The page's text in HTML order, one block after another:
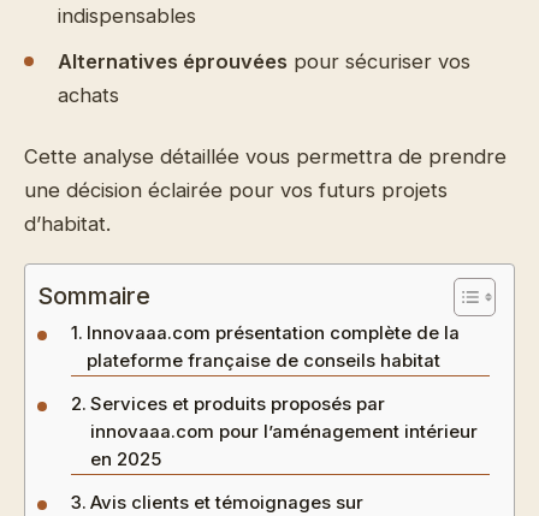
indispensables
Alternatives éprouvées pour sécuriser vos
achats
Cette analyse détaillée vous permettra de prendre
une décision éclairée pour vos futurs projets
d’habitat.
Sommaire
Innovaaa.com présentation complète de la
plateforme française de conseils habitat
Services et produits proposés par
innovaaa.com pour l’aménagement intérieur
en 2025
Avis clients et témoignages sur